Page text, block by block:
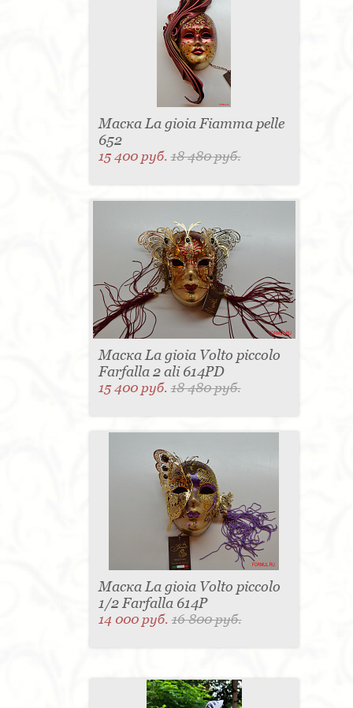
Маска La gioia Fiamma pelle
652
15 400 руб.18 480 руб.
Маска La gioia Volto piccolo
Farfalla 2 ali 614PD
15 400 руб.18 480 руб.
Маска La gioia Volto piccolo
1/2 Farfalla 614P
14 000 руб.16 800 руб.